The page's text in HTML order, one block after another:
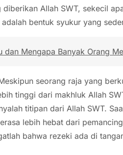
Allah SWT, sekecil
bentuk syukur yang
dan Mengapa Banyak Orang
seorang raja yang
tinggi dari makhluk Allah
titipan dari Allah SWT.
lebih hebat dari
bahwa rezeki ada di